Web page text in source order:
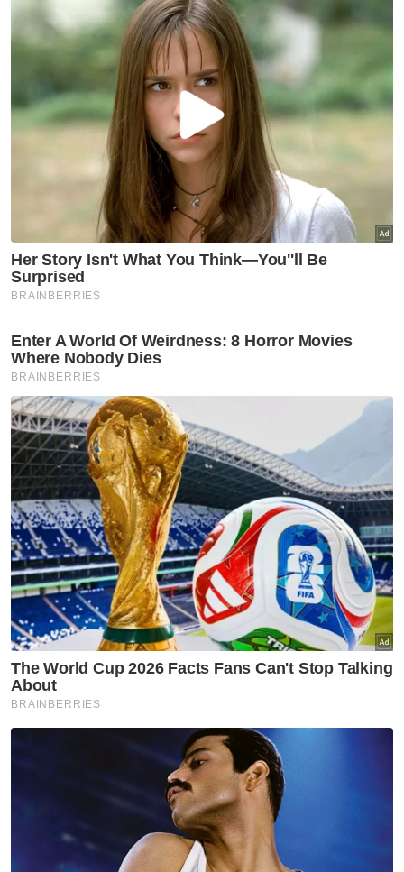
Pada 30 Ogos lalu, sebanyak RM10 juta
diperuntukkan kerajaan Selangor melalui
PKPS bagi program tersebut dan jelajah
Jualan Ehsan Rakyat Selangor ini dilancarkan
Amirudin Shari pada Sambutan Hari
Kemerdekaan ke-65 Peringkat Negeri
Selangor.
Muat turun aplikasi Sinar Harian.Klik di sini!
Selangor
Harga Naik
PKPS
Artikel Disyorkan
Selangor KL
Peruntukan Sukma dedah
kepincangan pentadbiran
Kerajaan Madani - Pemuda Pas
Selangor
Selangor KL
mula tengah malam ini
Selangor KL
'Kereta warisan' tersadai
punca parkir makin sempit
Selangor KL